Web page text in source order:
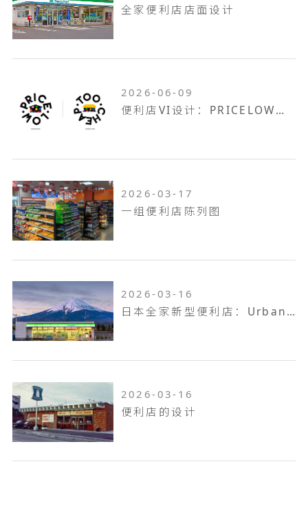
全家便利店店面设计
2026-06-09
便利店VI设计：PRICELOW仓储店&便利店
2026-03-17
一组便利店陈列图
2026-03-16
日本全家新型便利店：Urban Famima
2026-03-16
便利店的设计